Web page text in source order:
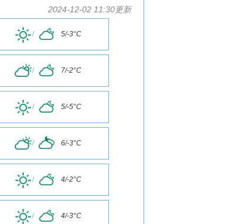
2024-12-02 11:30更新
/ 5/-3°C
/ 7/-2°C
/ 5/-5°C
/ 6/-3°C
/ 4/-2°C
/ 4/-3°C